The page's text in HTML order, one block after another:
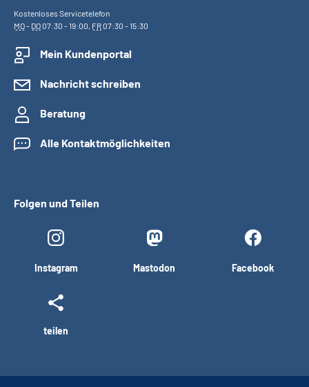
Kostenloses Servicetelefon
MO- DO07:30 - 19:00, FR07:30 - 15:30
Mein Kundenportal
Nachricht schreiben
Beratung
Alle Kontaktmöglichkeiten
Folgen und Teilen
Instagram Mastodon Facebook
teilen